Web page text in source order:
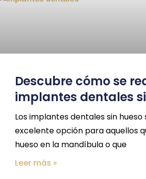
Descubre cómo se
implantes dentales
Los implantes dentales sin hueso
excelente opción para aquellos
hueso en la mandíbula o que
Leer más »